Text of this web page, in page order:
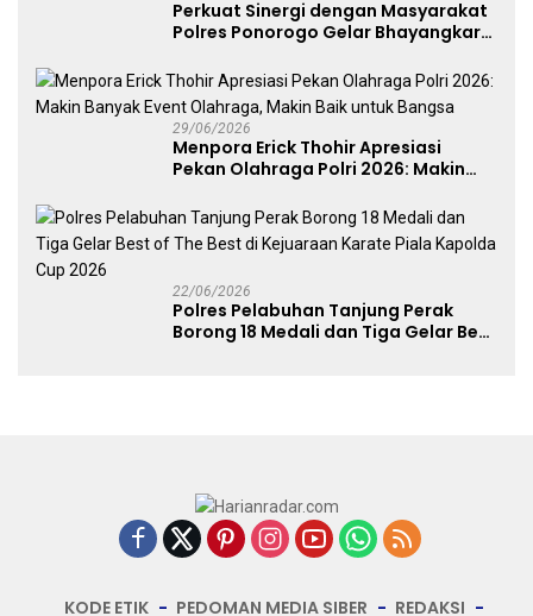
Perkuat Sinergi dengan Masyarakat
Polres Ponorogo Gelar Bhayangkara
29/06/2026
Menpora Erick Thohir Apresiasi
Pekan Olahraga Polri 2026: Makin
untuk Bangsa
22/06/2026
Polres Pelabuhan Tanjung Perak
Borong 18 Medali dan Tiga Gelar Best
KODE ETIK PEDOMAN MEDIA SIBER REDAKSI